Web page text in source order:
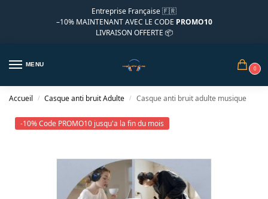
Entreprise Française 🇫🇷
–10% MAINTENANT AVEC LE CODE PROMO10
LIVRAISON OFFERTE 📦
MENU
0
Accueil / Casque anti bruit Adulte / Casque anti bruit adulte musique
-10% Code PROMO10 jusqu'a la fin du mois